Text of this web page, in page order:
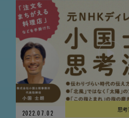
2022.07.02
思